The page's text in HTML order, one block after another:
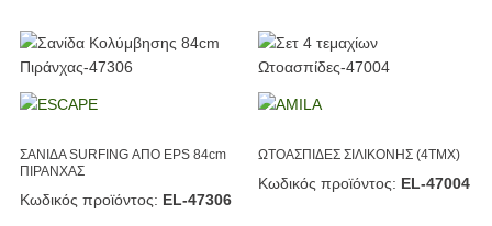
ΣΑΝΙΔΑ SURFING ΑΠΟ EPS 84cm
ΠΙΡΑΝΧΑΣ
Κωδικός προϊόντος: EL-47306
ΩΤΟΑΣΠΙΔΕΣ ΣΙΛΙΚΟΝΗΣ (4ΤΜX)
Κωδικός προϊόντος: EL-47004